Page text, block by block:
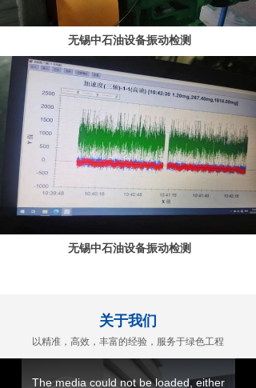
无锡中石油设备振动检测
无锡中石油设备振动检测
以精准，高效，丰富的经验，服务于绿色工程
关于我们